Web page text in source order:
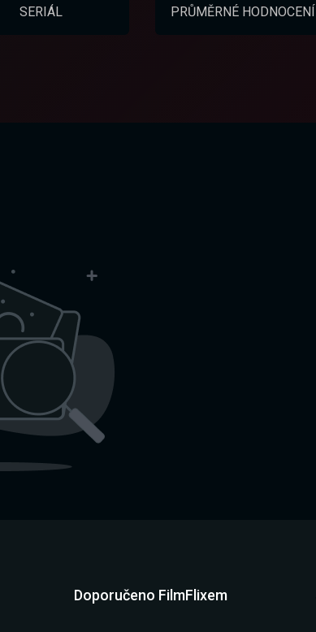
SERIÁL PRŮMĚRNÉ HODNOCENÍ
Doporučeno FilmFlixem